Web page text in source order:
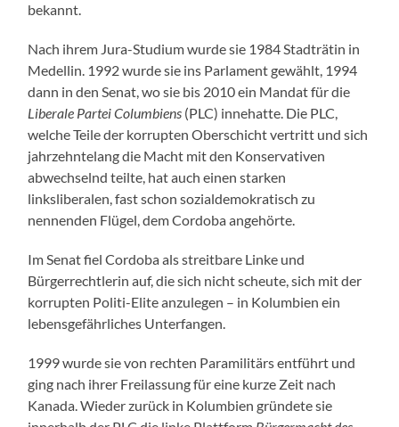
bekannt.
Nach ihrem Jura-Studium wurde sie 1984 Stadträtin in
Medellin. 1992 wurde sie ins Parlament gewählt, 1994
dann in den Senat, wo sie bis 2010 ein Mandat für die
Liberale Partei Columbiens (PLC) innehatte. Die PLC,
welche Teile der korrupten Oberschicht vertritt und sich
jahrzehntelang die Macht mit den Konservativen
abwechselnd teilte, hat auch einen starken
linksliberalen, fast schon sozialdemokratisch zu
nennenden Flügel, dem Cordoba angehörte.
Im Senat fiel Cordoba als streitbare Linke und
Bürgerrechtlerin auf, die sich nicht scheute, sich mit der
korrupten Politi-Elite anzulegen – in Kolumbien ein
lebensgefährliches Unterfangen.
1999 wurde sie von rechten Paramilitärs entführt und
ging nach ihrer Freilassung für eine kurze Zeit nach
Kanada. Wieder zurück in Kolumbien gründete sie